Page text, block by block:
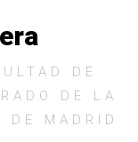
DE
DE LA
DE MADRID